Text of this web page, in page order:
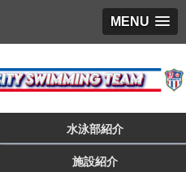
MENU
水泳部紹介
施設紹介